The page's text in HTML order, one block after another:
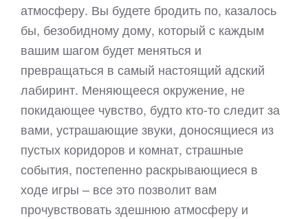
атмосферу. Вы будете бродить по, казалось
бы, безобидному дому, который с каждым
вашим шагом будет меняться и
превращаться в самый настоящий адский
лабиринт. Меняющееся окружение, не
покидающее чувство, будто кто-то следит за
вами, устрашающие звуки, доносящиеся из
пустых коридоров и комнат, страшные
события, постепенно раскрывающиеся в
ходе игры – все это позволит вам
прочувствовать здешнюю атмосферу и